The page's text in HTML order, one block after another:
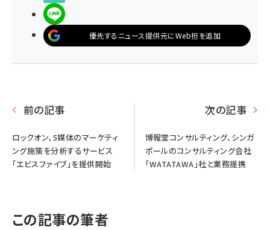
優先するニュース提供元にWeb担を追加
前の記事
ロックオン、5媒体のマーケティ
ング施策を分析するサービス
「エビスファイブ」を提供開始
次の記事
博報堂コンサルティング、シンガ
ポールのコンサルティング会社
「WATATAWA」社と業務提携
この記事の筆者